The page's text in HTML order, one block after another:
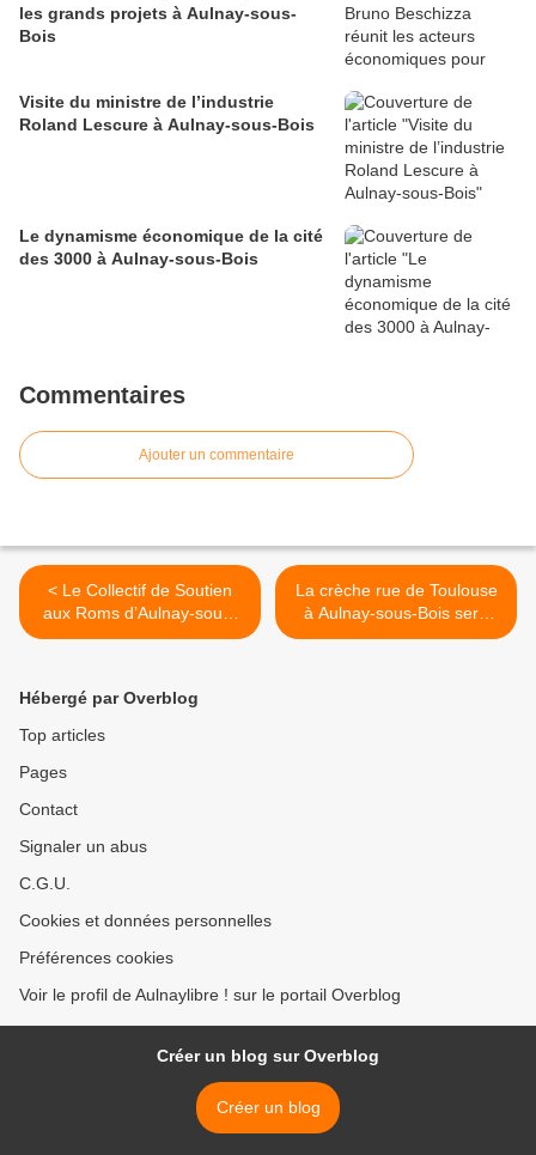
les grands projets à Aulnay-sous-
Bois
Visite du ministre de l’industrie
Roland Lescure à Aulnay-sous-Bois
Le dynamisme économique de la cité
des 3000 à Aulnay-sous-Bois
Commentaires
Ajouter un commentaire
< Le Collectif de Soutien
aux Roms d’Aulnay-sous-
Bois réagit à l’arrêté anti-
La crèche rue de Toulouse
à Aulnay-sous-Bois sera
démolie >
Hébergé par Overblog
Top articles
Pages
Contact
Signaler un abus
C.G.U.
Cookies et données personnelles
Préférences cookies
Voir le profil de Aulnaylibre ! sur le portail Overblog
Créer un blog sur Overblog
Créer un blog